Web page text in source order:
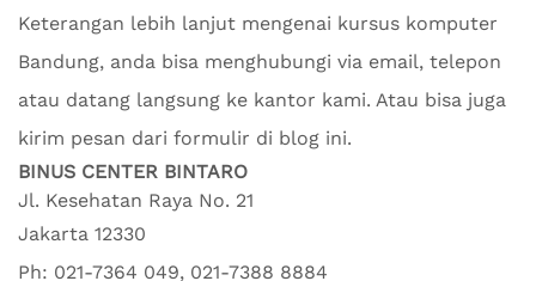
Keterangan lebih lanjut mengenai kursus komputer
Bandung, anda bisa menghubungi via email, telepon
atau datang langsung ke kantor kami. Atau bisa juga
kirim pesan dari formulir di blog ini.
BINUS CENTER BINTARO
Jl. Kesehatan Raya No. 21
Jakarta 12330
Ph: 021-7364 049, 021-7388 8884